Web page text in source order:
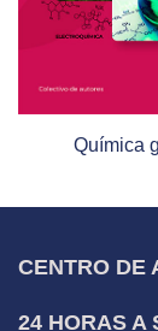
Química
CENTRO DE
24 HORAS A